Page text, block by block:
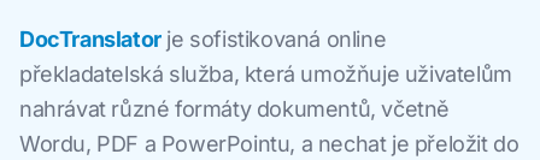
DocTranslatorje sofistikovaná online
překladatelská služba, která umožňuje uživatelům
nahrávat různé formáty dokumentů, včetně
Wordu, PDF a PowerPointu, a nechat je přeložit do